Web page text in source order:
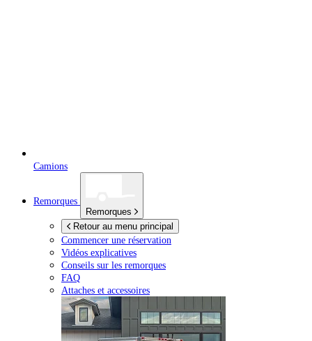
Camions
Remorques
Remorques
Retour au menu principal
Commencer une réservation
Vidéos explicatives
Conseils sur les remorques
FAQ
Attaches et accessoires